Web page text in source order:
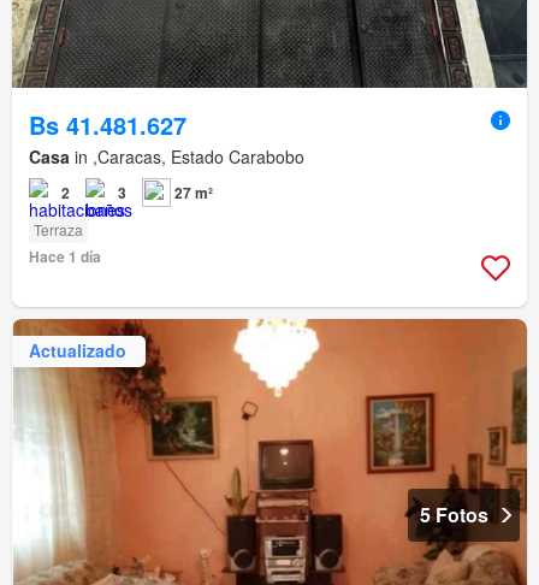
Bs 41.481.627
Casa in ,Caracas, Estado Carabobo
2 3 27 m²
Terraza
Hace 1 día
Actualizado
5 Fotos